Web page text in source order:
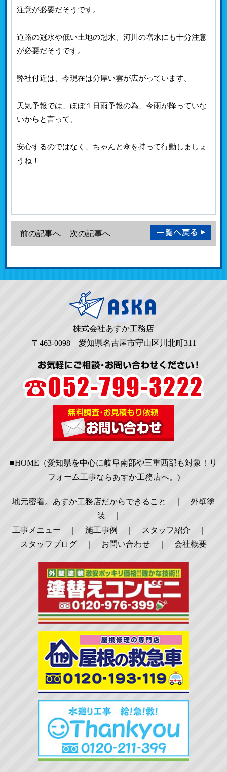
注意が必要だそうです。
道路の冠水や低い土地の冠水、河川の増水にも十分注意
が必要だそうです。
弊社付近は、今現在は分厚い雲が広がっています。
天気予報では、ほぼ１日雨予報の為、今雨が降っていな
いからと言って、
安心するのではなく、ちゃんと傘を持って行動しましょ
うね！
前の記事へ 次の記事へ
株式会社あすか工務店
〒463-0098 愛知県名古屋市守山区川北町311
■HOME（愛知県を中心に岐阜南部や三重西部も対象！リ
フォーム工事ならあすか工務店へ。)
地元密着。あすか工務店だからできること
外壁塗
装
工事メニュー
施工事例 スタッフ紹介
スタッフブログ
お問い合わせ 会社概要